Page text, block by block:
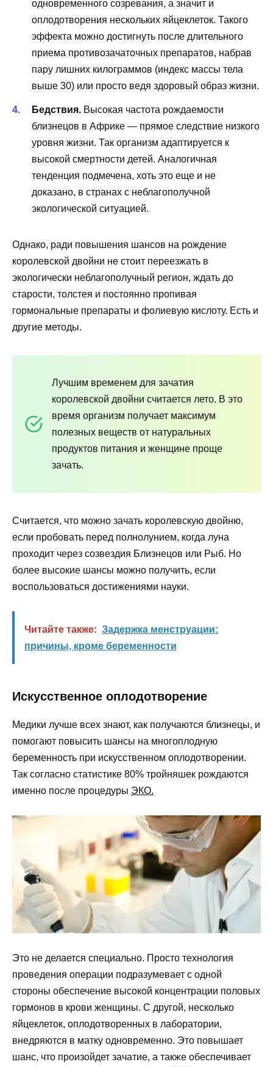
одновременного созревания, а значит и
оплодотворения нескольких яйцеклеток. Такого
эффекта можно достигнуть после длительного
приема противозачаточных препаратов, набрав
пару лишних килограммов (индекс массы тела
выше 30) или просто ведя здоровый образ жизни.
Бедствия. Высокая частота рождаемости
близнецов в Африке — прямое следствие низкого
уровня жизни. Так организм адаптируется к
высокой смертности детей. Аналогичная
тенденция подмечена, хоть это еще и не
доказано, в странах с неблагополучной
экологической ситуацией.
Однако, ради повышения шансов на рождение
королевской двойни не стоит переезжать в
экологически неблагополучный регион, ждать до
старости, толстея и постоянно пропивая
гормональные препараты и фолиевую кислоту. Есть и
другие методы.
Лучшим временем для зачатия
королевской двойни считается лето. В это
время организм получает максимум
полезных веществ от натуральных
продуктов питания и женщине проще
зачать.
Считается, что можно зачать королевскую двойню,
если пробовать перед полнолунием, когда луна
проходит через созвездия Близнецов или Рыб. Но
более высокие шансы можно получить, если
воспользоваться достижениями науки.
Читайте также: Задержка менструации:
причины, кроме беременности
Искусственное оплодотворение
Медики лучше всех знают, как получаются близнецы, и
помогают повысить шансы на многоплодную
беременность при искусственном оплодотворении.
Так согласно статистике 80% тройняшек рождаются
именно после процедуры ЭКО.
Это не делается специально. Просто технология
проведения операции подразумевает с одной
стороны обеспечение высокой концентрации половых
гормонов в крови женщины. С другой, несколько
яйцеклеток, оплодотворенных в лаборатории,
внедряются в матку одновременно. Это повышает
шанс, что произойдет зачатие, а также обеспечивает